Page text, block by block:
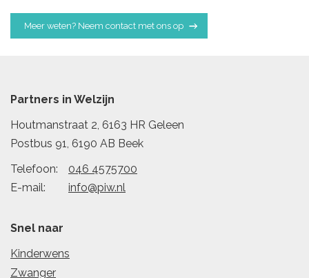
Meer weten? Neem contact met ons op
Partners in Welzijn
Houtmanstraat 2, 6163 HR Geleen
Postbus 91, 6190 AB Beek
Telefoon:
046 4575700
E-mail:
info@piw.nl
Snel naar
Kinderwens
Zwanger